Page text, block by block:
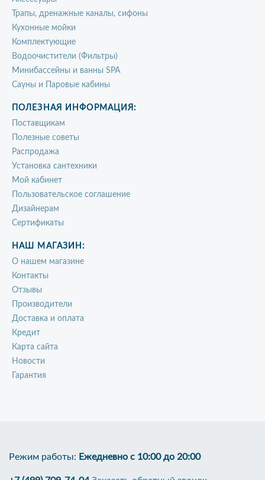
Трапы, дренажные каналы, сифоны
Кухонные мойки
Комплектующие
Водоочистители (Фильтры)
Минибассейны и ванны SPA
Сауны и Паровые кабины
ПОЛЕЗНАЯ ИНФОРМАЦИЯ:
Поставщикам
Полезные советы
Распродажа
Установка сантехники
Мой кабинет
Пользовательское соглашение
Дизайнерам
Сертификаты
НАШ МАГАЗИН:
О нашем магазине
Контакты
Отзывы
Производители
Доставка и оплата
Кредит
Карта сайта
Новости
Гарантия
Режим работы: Ежедневно с 10:00 до 20:00